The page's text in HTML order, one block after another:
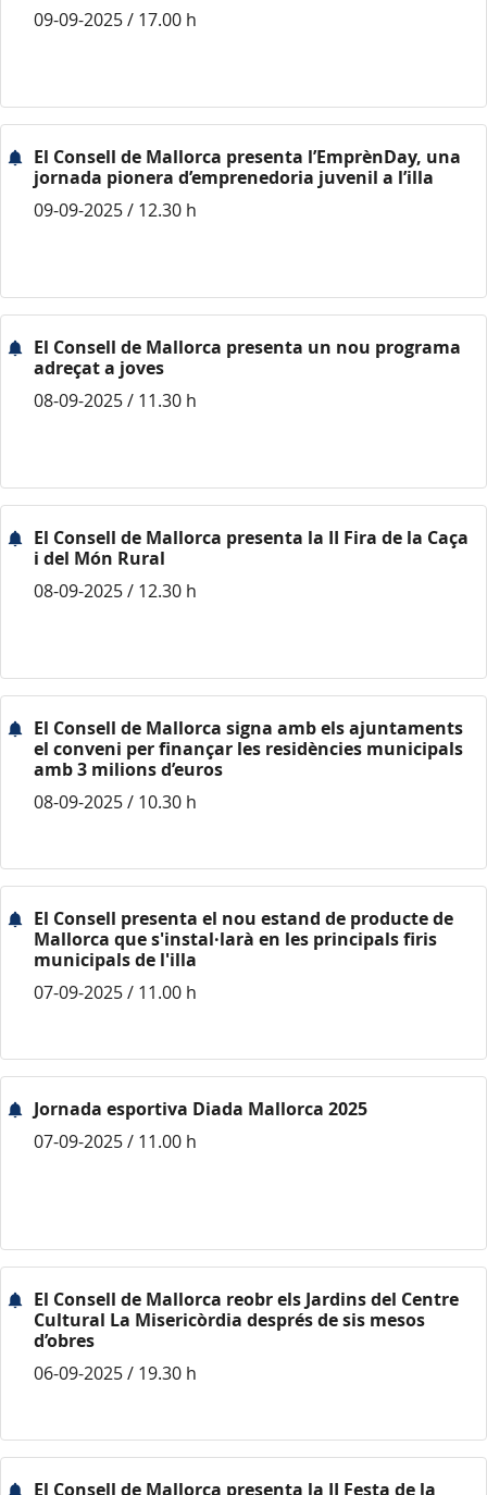
09-09-2025 / 17.00 h
El Consell de Mallorca presenta l’EmprènDay, una
jornada pionera d’emprenedoria juvenil a l’illa
09-09-2025 / 12.30 h
El Consell de Mallorca presenta un nou programa
adreçat a joves
08-09-2025 / 11.30 h
El Consell de Mallorca presenta la II Fira de la Caça
i del Món Rural
08-09-2025 / 12.30 h
El Consell de Mallorca signa amb els ajuntaments
el conveni per finançar les residències municipals
amb 3 milions d’euros
08-09-2025 / 10.30 h
El Consell presenta el nou estand de producte de
Mallorca que s'instal·larà en les principals firis
municipals de l'illa
07-09-2025 / 11.00 h
Jornada esportiva Diada Mallorca 2025
07-09-2025 / 11.00 h
El Consell de Mallorca reobr els Jardins del Centre
Cultural La Misericòrdia després de sis mesos
d’obres
06-09-2025 / 19.30 h
El Consell de Mallorca presenta la II Festa de la